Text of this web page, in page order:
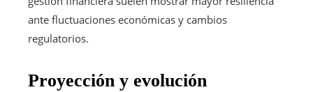
ante fluctuaciones económicas y cambios
regulatorios.
Proyección y evolución